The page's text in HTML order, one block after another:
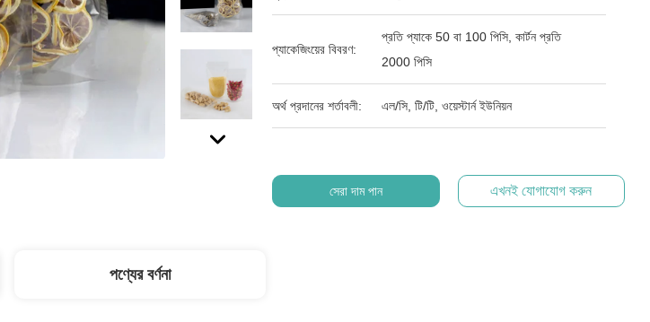
প্যাকেজিংয়ের বিবরণ:
প্রতি প্যাকে 50 বা 100 পিসি, কার্টন প্রতি
2000 পিসি
অর্থ প্রদানের শর্তাবলী: এল/সি, টি/টি, ওয়েস্টার্ন ইউনিয়ন
সেরা দাম পান এখনই যোগাযোগ করুন
পণ্যের বর্ণনা